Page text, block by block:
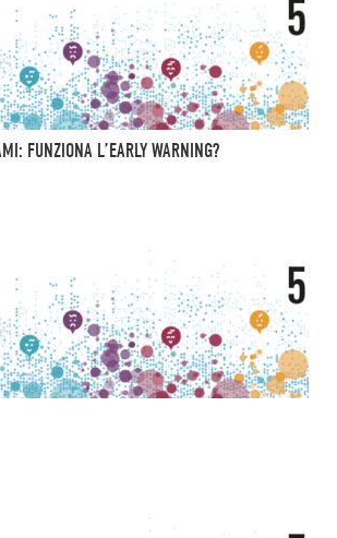
FUNZIONA L’EARLY WARNING?